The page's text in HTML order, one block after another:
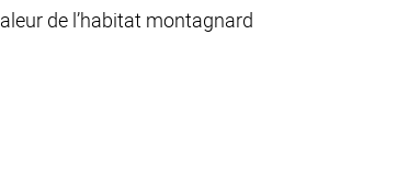
de l’habitat montagnard